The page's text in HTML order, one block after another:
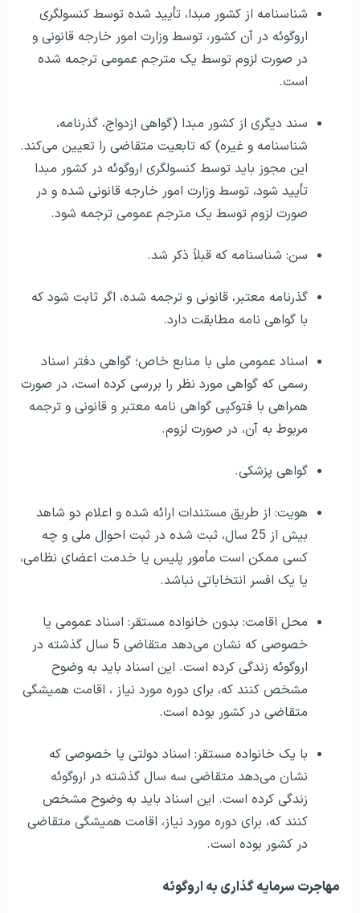
شناسنامه از کشور مبدا، تأیید شده توسط کنسولگری
اروگوئه در آن کشور، توسط وزارت امور خارجه قانونی و
در صورت لزوم توسط یک مترجم عمومی ترجمه شده
است.
سند دیگری از کشور مبدا (گواهی ازدواج، گذرنامه،
شناسنامه و غیره) که تابعیت متقاضی را تعیین می‌کند.
این مجوز باید توسط کنسولگری اروگوئه در کشور مبدا
تأیید شود، توسط وزارت امور خارجه قانونی شده و در
صورت لزوم توسط یک مترجم عمومی ترجمه شود.
سن: شناسنامه که قبلاً ذکر شد.
گذرنامه معتبر، قانونی و ترجمه شده، اگر ثابت شود که
با گواهی نامه مطابقت دارد.
اسناد عمومی ملی با منابع خاص؛ گواهی دفتر اسناد
رسمی که گواهی مورد نظر را بررسی کرده است، در صورت
همراهی با فتوکپی گواهی نامه معتبر و قانونی و ترجمه
مربوط به آن، در صورت لزوم.
گواهی پزشکی.
هویت: از طریق مستندات ارائه شده و اعلام دو شاهد
بیش از 25 سال، ثبت شده در ثبت احوال ملی و چه
کسی ممکن است مأمور پلیس یا خدمت اعضای نظامی،
یا یک افسر انتخاباتی نباشد.
محل اقامت: بدون خانواده مستقر: اسناد عمومی یا
خصوصی که نشان می‌دهد متقاضی 5 سال گذشته در
اروگوئه زندگی کرده است. این اسناد باید به وضوح
مشخص کنند که، برای دوره مورد نیاز ، اقامت همیشگی
متقاضی در کشور بوده است.
با یک خانواده مستقر: اسناد دولتی یا خصوصی که
نشان می‌دهد متقاضی سه سال گذشته در اروگوئه
زندگی کرده است. این اسناد باید به وضوح مشخص
کنند که، برای دوره مورد نیاز، اقامت همیشگی متقاضی
در کشور بوده است.
مهاجرت سرمایه گذاری به اروگوئه